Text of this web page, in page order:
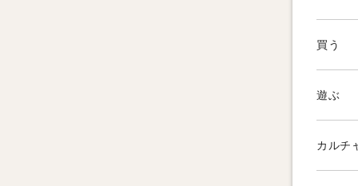
買う
遊ぶ
カルチ